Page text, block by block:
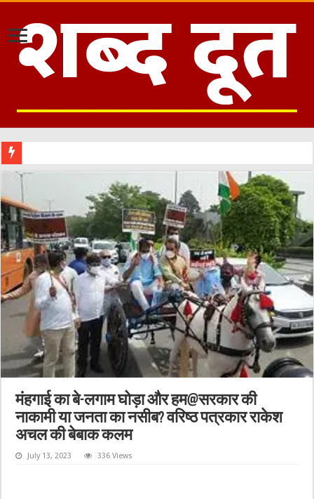
मंहगाई का बे-लगाम घोड़ा और हम@सरकार की
नाकामी या जनता का नसीब? वरिष्ठ पत्रकार राकेश
अचल की बेबाक कलम
July 13, 2023 336 Views